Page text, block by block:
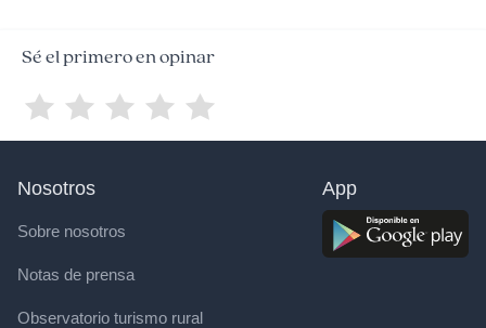
Sé el primero en opinar
Nosotros
Sobre nosotros
Notas de prensa
Observatorio turismo rural
App